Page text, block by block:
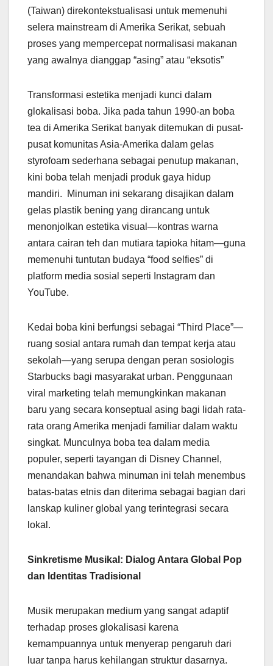
(Taiwan) direkontekstualisasi untuk memenuhi
selera mainstream di Amerika Serikat, sebuah
proses yang mempercepat normalisasi makanan
yang awalnya dianggap “asing” atau “eksotis”
Transformasi estetika menjadi kunci dalam
glokalisasi boba. Jika pada tahun 1990-an boba
tea di Amerika Serikat banyak ditemukan di pusat-
pusat komunitas Asia-Amerika dalam gelas
styrofoam sederhana sebagai penutup makanan,
kini boba telah menjadi produk gaya hidup
mandiri. Minuman ini sekarang disajikan dalam
gelas plastik bening yang dirancang untuk
menonjolkan estetika visual—kontras warna
antara cairan teh dan mutiara tapioka hitam—guna
memenuhi tuntutan budaya “food selfies” di
platform media sosial seperti Instagram dan
YouTube.
Kedai boba kini berfungsi sebagai “Third Place”—
ruang sosial antara rumah dan tempat kerja atau
sekolah—yang serupa dengan peran sosiologis
Starbucks bagi masyarakat urban. Penggunaan
viral marketing telah memungkinkan makanan
baru yang secara konseptual asing bagi lidah rata-
rata orang Amerika menjadi familiar dalam waktu
singkat. Munculnya boba tea dalam media
populer, seperti tayangan di Disney Channel,
menandakan bahwa minuman ini telah menembus
batas-batas etnis dan diterima sebagai bagian dari
lanskap kuliner global yang terintegrasi secara
lokal.
Sinkretisme Musikal: Dialog Antara Global Pop
dan Identitas Tradisional
Musik merupakan medium yang sangat adaptif
terhadap proses glokalisasi karena
kemampuannya untuk menyerap pengaruh dari
luar tanpa harus kehilangan struktur dasarnya.